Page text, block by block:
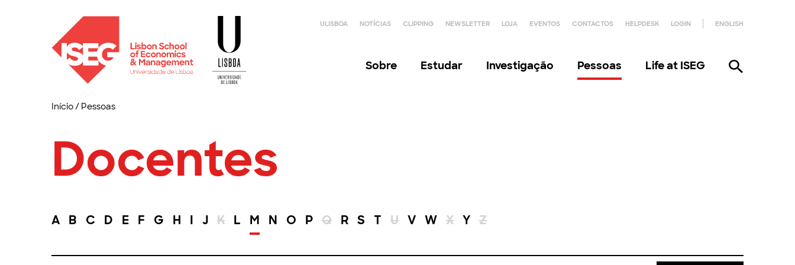
ULISBOA NOTÍCIAS CLIPPING NEWSLETTER LOJA EVENTOS CONTACTOS HELPDESK LOGIN ENGLISH
Sobre Estudar Investigação Pessoas Life at ISEG
Início/ Pessoas
Docentes
A B C D E F G H I J K L M N O P Q R S T U V W X Y Z